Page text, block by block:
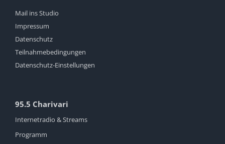
Mail ins Studio
Impressum
Datenschutz
Teilnahmebedingungen
Datenschutz-Einstellungen
95.5 Charivari
Internetradio & Streams
Programm